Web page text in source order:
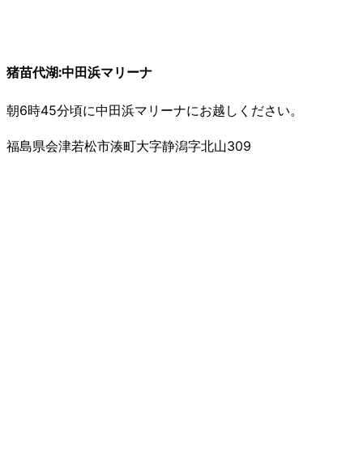
猪苗代湖:中田浜マリーナ
朝6時45分頃に中田浜マリーナにお越しください。
福島県会津若松市湊町大字静潟字北山309